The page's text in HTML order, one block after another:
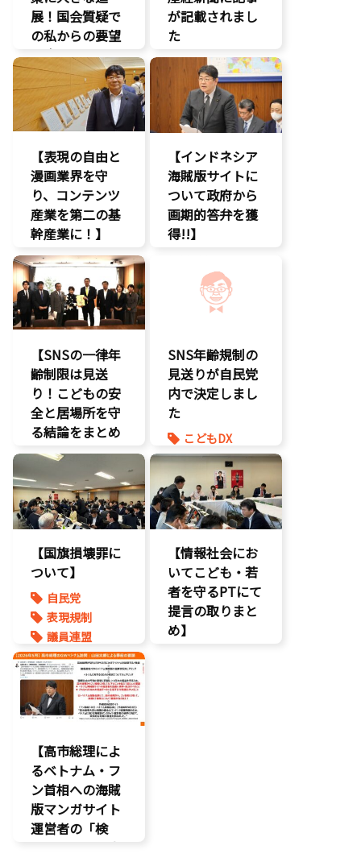
展！国会質疑で
の私からの要望
に応え、三谷法
務副大臣がイン
ドネシア法務副
大臣に運営……
エンタメ産業
促進
デジタル著作
権
国会質疑
知的財産
経済政策
著作権
が記載されまし
た
報道記事
知的財産
著作権
【表現の自由と
漫画業界を守
り、コンテンツ
産業を第二の基
幹産業に！】
エンタメ支援
二次創作保護
著作権
表現規制
【インドネシア
海賊版サイトに
ついて政府から
画期的答弁を獲
得!!】
エンタメ産業
促進
デジタル著作
国会質疑
海賊版
知的財産
表現規制
質問主意書
【SNSの一律年
齢制限は見送
り！こどもの安
全と居場所を守
る結論をまとめ
ました】
こどもDX
こどもの権利
こども政策
SNS年齢規制の
見送りが自民党
内で決定しまし
た
こどもDX
こどもの権利
こども政策
ゲーム規制
表現規制
【国旗損壊罪に
ついて】
自民党
表現規制
議員連盟
【情報社会にお
いてこども・若
者を守るPTにて
提言の取りまと
め】
【高市総理によ
るベトナム・フ
ン首相への海賊
版マンガサイト
運営者の「検
挙」の要請を実